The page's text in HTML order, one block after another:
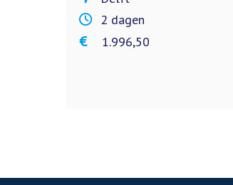
2 dagen
€ 1.996,50